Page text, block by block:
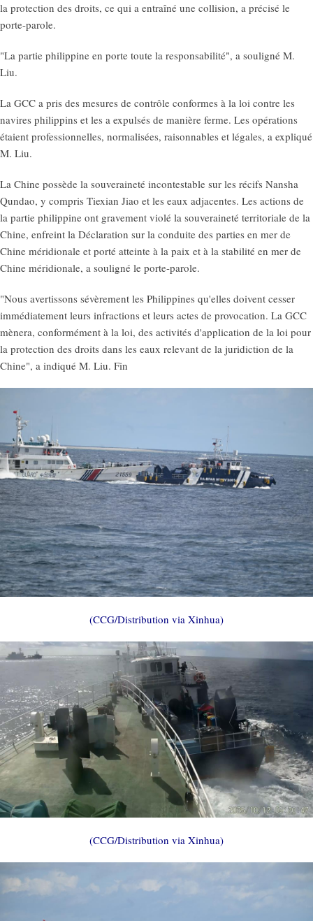
la protection des droits, ce qui a entraîné une collision, a précisé le
porte-parole.
"La partie philippine en porte toute la responsabilité", a souligné M.
Liu.
La GCC a pris des mesures de contrôle conformes à la loi contre les
navires philippins et les a expulsés de manière ferme. Les opérations
étaient professionnelles, normalisées, raisonnables et légales, a expliqué
M. Liu.
La Chine possède la souveraineté incontestable sur les récifs Nansha
Qundao, y compris Tiexian Jiao et les eaux adjacentes. Les actions de
la partie philippine ont gravement violé la souveraineté territoriale de la
Chine, enfreint la Déclaration sur la conduite des parties en mer de
Chine méridionale et porté atteinte à la paix et à la stabilité en mer de
Chine méridionale, a souligné le porte-parole.
"Nous avertissons sévèrement les Philippines qu'elles doivent cesser
immédiatement leurs infractions et leurs actes de provocation. La GCC
mènera, conformément à la loi, des activités d'application de la loi pour
la protection des droits dans les eaux relevant de la juridiction de la
Chine", a indiqué M. Liu. Fin
(CCG/Distribution via Xinhua)
(CCG/Distribution via Xinhua)